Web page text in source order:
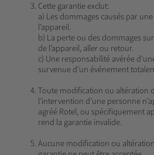
Cette garantie exclut:
a) Les dommages causés par
l’appareil.
b) La perte ou des dommages
de l’appareil, aller ou retour.
c) Une responsabilité avérée
survenue d’un événement
Toute modification ou altération
l’intervention d’une personne
agréé Rotel, ou spécifiquement
rend la garantie invalide.
Aucune modification ou